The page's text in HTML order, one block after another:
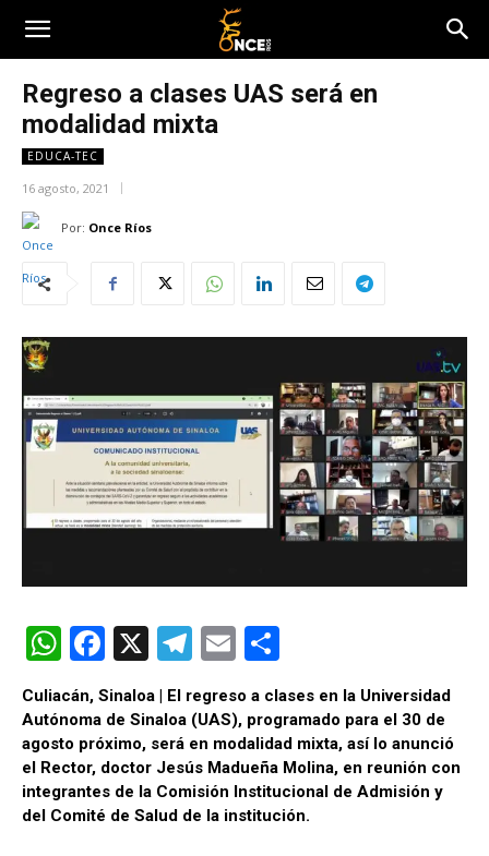
Regreso a clases UAS será en
modalidad mixta
EDUCA-TEC
16 agosto, 2021
Por: Once Ríos
W
h
at
s
A
p
F
a
ce
b
o
o
X
T
e
gr
a
m
E
ail m
p
ar
tir
Culiacán, Sinaloa | El regreso a clases en la Universidad
Autónoma de Sinaloa (UAS), programado para el 30 de
agosto próximo, será en modalidad mixta, así lo anunció
el Rector, doctor Jesús Madueña Molina, en reunión con
integrantes de la Comisión Institucional de Admisión y
del Comité de Salud de la institución.